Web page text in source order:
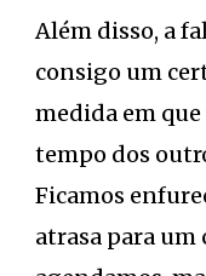
Além disso, a
consigo um
medida em
tempo dos
Ficamos
atrasa para um